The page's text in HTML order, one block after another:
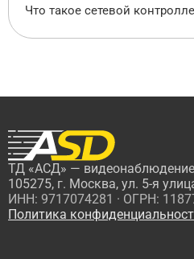
Что такое сетевой
ТД «АСД» — видеонаблюдение
105275, г. Москва, ул. 5-я
ИНН: 9717074281 · ОГРН:
Политика